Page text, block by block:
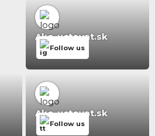
Ako-uctovat.sk
Follow us
Ako-uctovat.sk
Follow us